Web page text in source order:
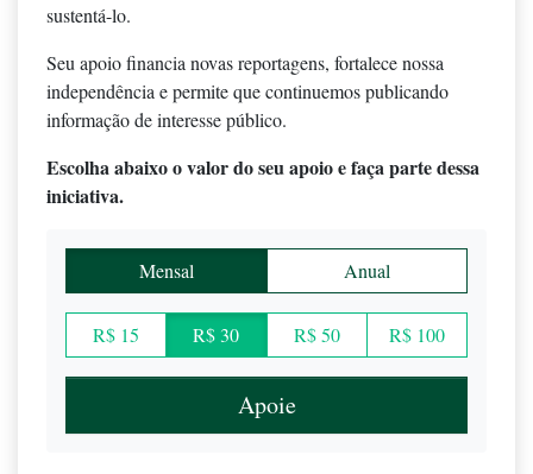
sustentá-lo.
Seu apoio financia novas reportagens, fortalece nossa
independência e permite que continuemos publicando
informação de interesse público.
Escolha abaixo o valor do seu apoio e faça parte dessa
iniciativa.
Mensal Anual
R$ 15 R$ 30 R$ 50 R$ 100
Apoie